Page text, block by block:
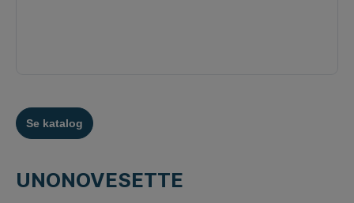
Se katalog
UNONOVESETTE